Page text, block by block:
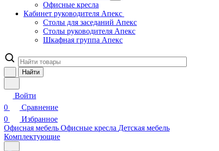
Офисные кресла
Кабинет руководителя Апекс
Столы для заседаний Апекс
Столы руководителя Апекс
Шкафная группа Апекс
Найти
Войти
0
Сравнение
0
Избранное
Офисная мебель Офисные кресла Детская мебель
Комплектующие